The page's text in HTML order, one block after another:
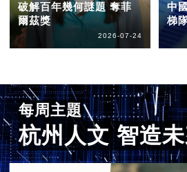
破解百年幾何謎題 奪菲
爾茲獎
2026-07-24
中
梯
每周主題
杭州人文 智造